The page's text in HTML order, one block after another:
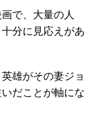
で、大量の人
分に見応えがあ
雄がその妻ジョ
だことが軸にな